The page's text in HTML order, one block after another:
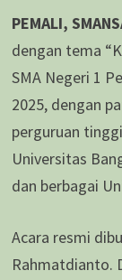
PEMALI,
dengan tema
SMA Negeri 1
2025, dengan
perguruan
Universitas
dan berbagai
Acara resmi
Rahmatdianto.